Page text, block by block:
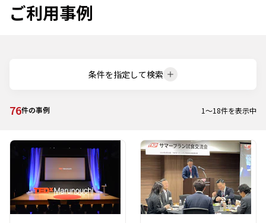
ご利用事例
条件を指定して検索
76件の事例 1～18件を表示中